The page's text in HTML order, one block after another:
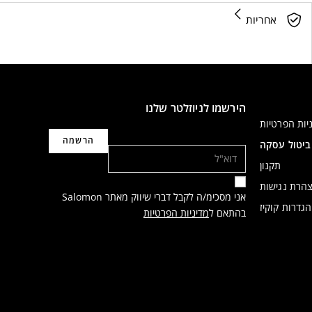
אחריות
הפרטיות
ביטול עסקה
תקנון
נגישות
הגדרות קוקיז
הירשמו לניוזלטר שלנו
אני מסכימ/ה לקבל דברי שיווק מאתר Salomon
בהתאם למדיניות הפרטיות